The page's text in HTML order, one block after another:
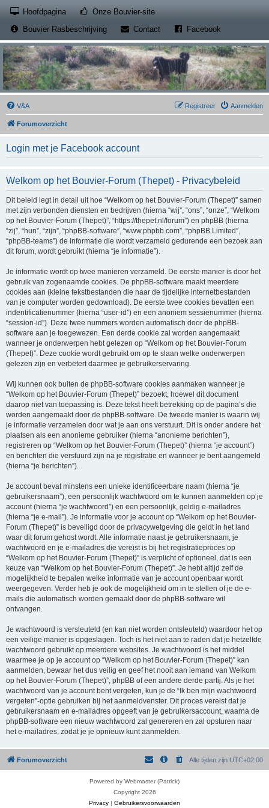
Hoofdpagina Onze Bouvier-site(Opens a new tab)
Bouvier Rasbeschrijving
Contact(Opens a new tab)
Facebook
V&A Aanmelden
Registreer
Forumoverzicht
Login met je Facebook account
Welkom op het Bouvier-Forum (Thepet) - Privacybeleid
Dit beleid legt in detail uit hoe “Welkom op het Bouvier-Forum (Thepet)” samen
met zijn verbonden diensten en bedrijven (hierna “wij”, “ons”, “onze”, “Welkom
op het Bouvier-Forum (Thepet)”, “https://thepet.nl/forum”) en phpBB (hierna
“zij”, “hun”, “zijn”, “phpBB-software”, “www.phpbb.com”, “phpBB Limited”,
“phpBB-teams”) de informatie die wordt verzameld gedurende een bezoek aan
dit forum, wordt gebruikt (hierna “je informatie”).
Je informatie wordt op twee manieren verzameld. De eerste manier is door het
gebruik van zogenaamde cookies. De phpBB-software maakt meerdere
cookies aan (kleine tekstbestanden die naar de tijdelijke internetbestanden
van je computer worden gedownload). De eerste twee cookies bevatten een
indentificatienummer (hierna “user-id”) en een anoniem sessienummer (hierna
“session-id”). Deze twee nummers worden automatisch door de phpBB-
software aan je toegewezen. Een derde cookie zal worden aangemaakt
wanneer je onderwerpen hebt gelezen op “Welkom op het Bouvier-Forum
(Thepet)”. Deze cookie wordt gebruikt om op te slaan welke onderwerpen
gelezen zijn en verbetert daarmee je gebruikerservaring.
Wij kunnen ook buiten de phpBB-software cookies aanmaken wanneer je
“Welkom op het Bouvier-Forum (Thepet)” bezoekt, hoewel dit document
daarop niet van toepassing is. Deze tekst heeft betrekking op de pagina’s die
worden aangemaakt door de phpBB-software. De tweede manier is waarin wij
je informatie verzamelen door wat je aan ons verstuurt. Dit is onder andere het
plaatsen als een anonieme gebruiker (hierna “anonieme berichten”),
registreren op “Welkom op het Bouvier-Forum (Thepet)” (hierna “je account”)
en berichten die verstuurd zijn na je registratie en wanneer je bent aangemeld
(hierna “je berichten”).
Je account bevat minstens een unieke identificeerbare naam (hierna “je
gebruikersnaam”), een persoonlijk wachtwoord om te kunnen aanmelden op je
account (hierna “je wachtwoord”) en een persoonlijk, geldig e-mailadres
(hierna “je e-mail”). Je informatie voor je account op “Welkom op het Bouvier-
Forum (Thepet)” is beveiligd door de privacywetgeving die geldt in het land
waar dit forum gehost wordt. Alle informatie naast je gebruikersnaam, je
wachtwoord en je e-mailadres die vereist is bij het registratieproces op
“Welkom op het Bouvier-Forum (Thepet)” is verplicht of optioneel, dat is een
keuze van “Welkom op het Bouvier-Forum (Thepet)”. Je hebt altijd zelf de
mogelijkheid te bepalen welke informatie van je account openbaar wordt
weergegeven. Verder heb je ook de mogelijkheid om in te stellen of je de e-
mails die automatisch worden gemaakt door de phpBB-software wil
ontvangen.
Je wachtwoord is versleuteld (en kan niet worden ontsleuteld) waardoor het op
een veilige manier is opgeslagen. Toch is het niet aan te raden dat je hetzelfde
wachtwoord gebruikt op meerdere websites. Je wachtwoord is het middel
waarmee je op je account op “Welkom op het Bouvier-Forum (Thepet)” kan
aanmelden, bewaar het dus veilig en geef het nooit aan iemand van Welkom
op het Bouvier-Forum (Thepet)”, phpBB of een andere derde partij. Als je het
wachtwoord van je account bent vergeten, kun je de “Ik ben mijn wachtwoord
vergeten”-optie gebruiken bij het aanmeldvenster. Dit proces vereist dat je
gebruikersnaam en e-mailadres opgeeft van je gebruikersaccount, waarna de
phpBB-software een nieuw wachtwoord zal genereren en zal opsturen naar
het e-mailadres, zodat je je opnieuw kunt aanmelden.
Forumoverzicht Alle tijden zijn UTC+02:00
Powered by Webmaster (Patrick)
Copyright 2026
Privacy | Gebruikersvoorwaarden